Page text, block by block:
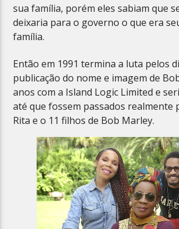
sua família, porém eles sabiam que
deixaria para o governo o que era
família.
Então em 1991 termina a luta pelos
publicação do nome e imagem de
anos com a Island Logic Limited e
até que fossem passados realmente
Rita e o 11 filhos de Bob Marley.